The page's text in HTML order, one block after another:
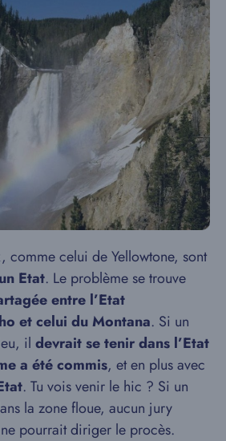
comme celui de Yellowtone, sont
Etat. Le problème se trouve
entre l’Etat
et celui du Montana. Si un
il devrait se tenir dans l’Etat
a été commis, et en plus avec
. Tu vois venir le hic ? Si un
la zone floue, aucun jury
pourrait diriger le procès.